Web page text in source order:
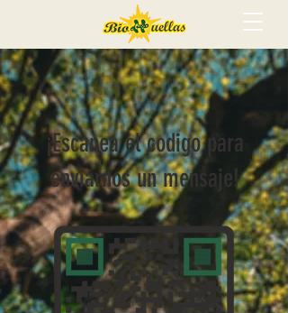
¡Escanea el codigo para
enviarnos un mensaje!